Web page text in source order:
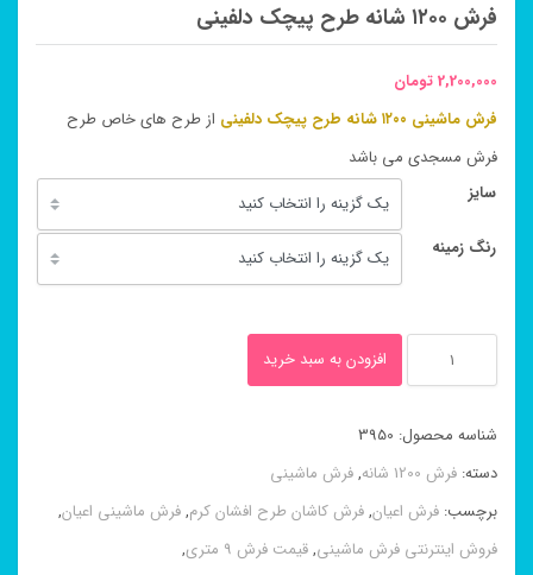
فرش ۱۲۰۰ شانه طرح پیچک دلفینی
2,200,000تومان
فرش ماشینی ۱۲۰۰ شانه طرح پیچک دلفینی
از طرح های خاص طرح
فرش مسجدی می باشد
سایز
رنگ زمینه
۱۲۰۰
شانه
طرح
پیچک
دلفینی
افزودن به سبد خرید
شناسه محصول: 3950
دسته: فرش 1200 شانه ,فرش ماشینی
برچسب: فرش اعیان,فرش کاشان طرح افشان کرم,فرش ماشینی اعیان,
فروش اینترنتی فرش ماشینی,قیمت فرش 9 متری
,